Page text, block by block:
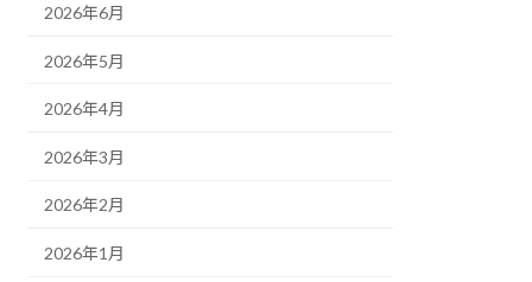
2026年6月
2026年5月
2026年4月
2026年3月
2026年2月
2026年1月